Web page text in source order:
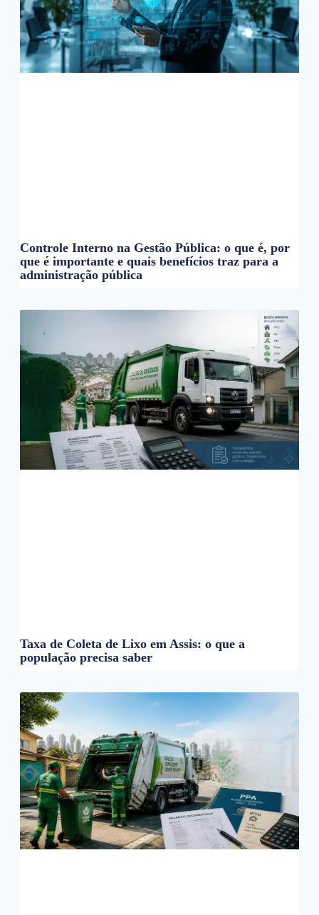
Controle Interno na Gestão Pública: o que é, por
que é importante e quais benefícios traz para a
administração pública
Taxa de Coleta de Lixo em Assis: o que a
população precisa saber